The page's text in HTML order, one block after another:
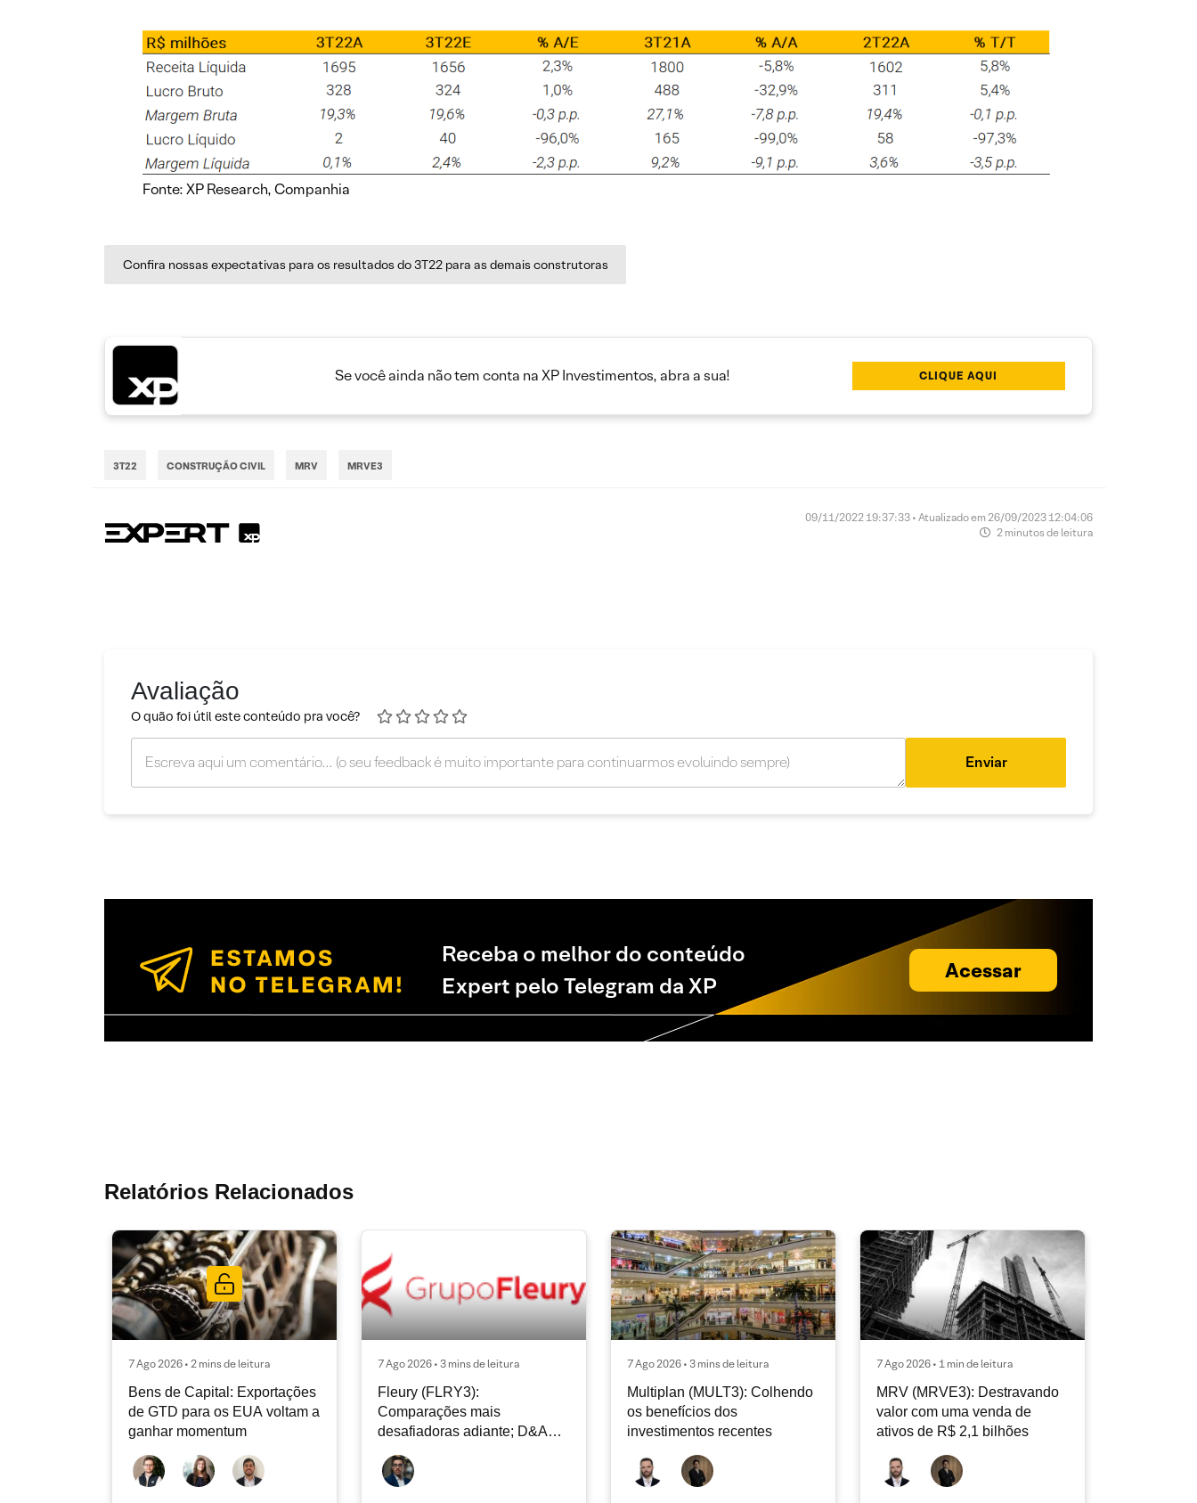
Fonte: XP Research, Companhia
Confira nossas expectativas para os resultados do 3T22 para as demais construtoras
Se você ainda não tem conta na XP Investimentos, abra a sua! CLIQUE AQUI
3T22 CONSTRUÇÃO CIVIL MRV MRVE3
09/11/2022 19:37:33 • Atualizado em 26/09/2023 12:04:06
2 minutos de leitura
Avaliação
O quão foi útil este conteúdo pra você?
Enviar
Receba o melhor do conteúdo
Expert pelo Telegram da XP
Acessar
Relatórios Relacionados
7 Ago 2026 • 2 mins de leitura
Bens de Capital: Exportações
de GTD para os EUA voltam a
ganhar momentum
7 Ago 2026 • 3 mins de leitura
Fleury (FLRY3):
Comparações mais
desafiadoras adiante; D&A
atuais
7 Ago 2026 • 3 mins de leitura
Multiplan (MULT3): Colhendo
os benefícios dos
investimentos recentes
7 Ago 2026 • 1 min de leitura
MRV (MRVE3): Destravando
valor com uma venda de
ativos de R$ 2,1 bilhões